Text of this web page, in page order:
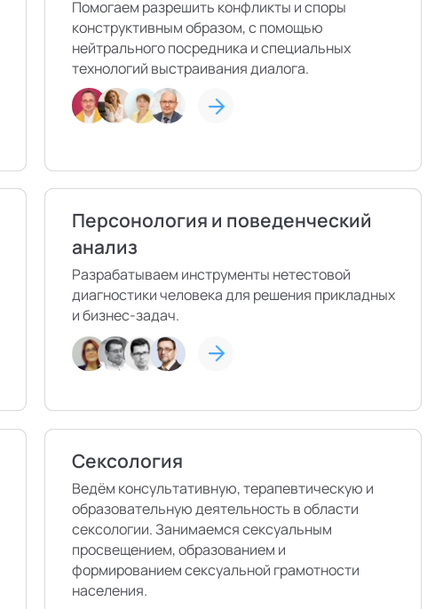
Помогаем разрешить конфликты и споры
конструктивным образом, с помощью
нейтрального посредника и специальных
технологий выстраивания диалога.
Персонология и поведенческий
анализ
Разрабатываем инструменты нетестовой
диагностики человека для решения прикладных
и бизнес-задач.
Сексология
Ведём консультативную, терапевтическую и
образовательную деятельность в области
сексологии. Занимаемся сексуальным
просвещением, образованием и
формированием сексуальной грамотности
населения.